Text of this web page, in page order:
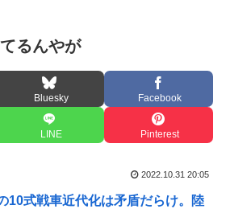
るんやが
Bluesky Facebook
LINE Pinterest
2022.10.31 20:05
10式戦車近代化は矛盾だらけ。陸